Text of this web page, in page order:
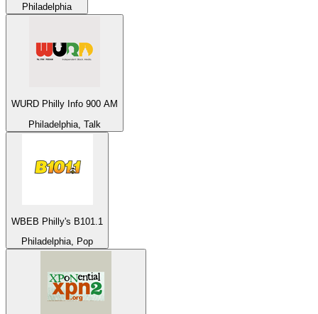
Philadelphia
WURD Philly Info 900 AM
Philadelphia, Talk
WBEB Philly's B101.1
Philadelphia, Pop